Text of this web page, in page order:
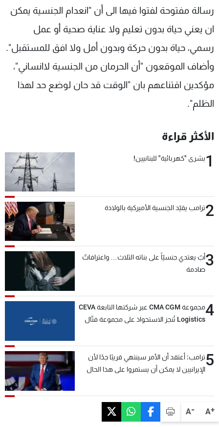
A+
A-
رسالة مفتوحة لفتوا فيها الى أن "انعدام الجنسية يمكن
ان يعني حياة بدون تعليم ولا عناية صحية أو عمل
رسمي، حياة بدون حركة وبدون أمل ولا افق للمستقبل".
وأضاف الموقعون "أن الحرمان من الجنسية لاانساني"،
مؤكدين اقتناعهم بان "الوقت قد حان لوضع حد لهذا
الظلم".
الأكثر قراءة
1بشرى "كهربائية" للبنانيين!
2ترامب يقيّد الجنسية الأميركية بالولادة
3أبٌ يعتدي جنسيّاً على بناته الثلاث… واعترافاتٌ
صادمة
4
مجموعة CMA CGM عبر شركتها التابعة CEVA
Logistics تُنجز الاستحواذ على مجموعة فتّال
5ترامب: أعتقد أن الأمر سينتهي قريبًا جدًا لأن
الإيرانيين لا يمكن أن يستمروا على هذا الحال